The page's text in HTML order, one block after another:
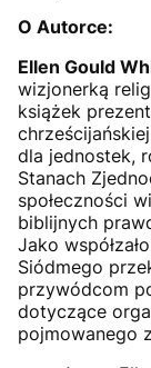
O Autorce:
Ellen Gould
wizjonerką
książek
dla jednostek,
Stanach
społeczności
biblijnych
Jako
Siódmego
przywódcom
dotyczące
pojmowanego